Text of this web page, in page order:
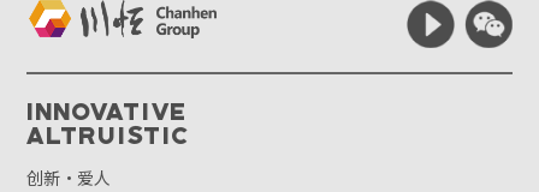
Innovative
Altruistic
创新·爱人